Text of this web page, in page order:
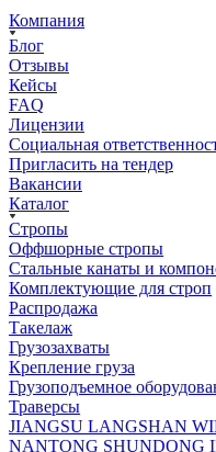
Компания
Блог
Отзывы
Кейсы
FAQ
Лицензии
Социальная
Пригласить на тендер
Вакансии
Каталог
Стропы
Оффшорные стропы
Стальные канаты и
Комплектующие для строп
Распродажа
Такелаж
Грузозахваты
Крепление груза
Грузоподъемное
Траверсы
JIANGSU LANGSHAN
NANTONG SHUNDONG